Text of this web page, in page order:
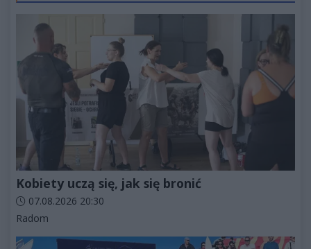
Kobiety uczą się, jak się bronić
Data dodania artykułu:
07.08.2026 20:30
Kategorie artykułu:
Radom